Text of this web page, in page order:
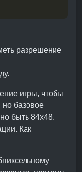
разрешение
игры, чтобы
но базовое
быть 84x48.
Как